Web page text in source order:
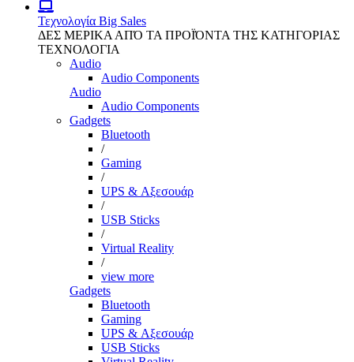
Τεχνολογία Big Sales
ΔΕΣ ΜΕΡΙΚΑ ΑΠΌ ΤΑ ΠΡΟΪΌΝΤΑ ΤΗΣ ΚΑΤΗΓΟΡΙΑΣ
ΤΕΧΝΟΛΟΓΙΑ
Audio
Audio Components
Audio
Audio Components
Gadgets
Bluetooth
/
Gaming
/
UPS & Αξεσουάρ
/
USB Sticks
/
Virtual Reality
/
view more
Gadgets
Bluetooth
Gaming
UPS & Αξεσουάρ
USB Sticks